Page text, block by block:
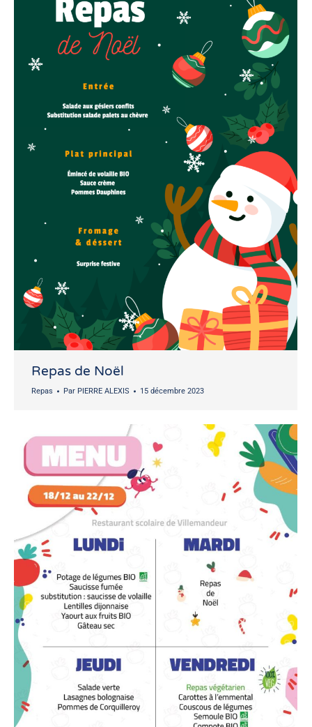
Repas de Noël
Repas Par PIERRE ALEXIS 15 décembre 2023